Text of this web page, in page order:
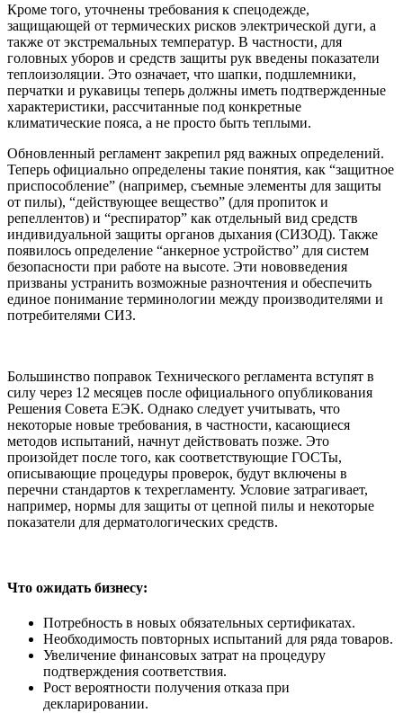
Кроме того, уточнены требования к спецодежде,
защищающей от термических рисков электрической дуги, а
также от экстремальных температур. В частности, для
головных уборов и средств защиты рук введены показатели
теплоизоляции. Это означает, что шапки, подшлемники,
перчатки и рукавицы теперь должны иметь подтвержденные
характеристики, рассчитанные под конкретные
климатические пояса, а не просто быть теплыми.
Обновленный регламент закрепил ряд важных определений.
Теперь официально определены такие понятия, как “защитное
приспособление” (например, съемные элементы для защиты
от пилы), “действующее вещество” (для пропиток и
репеллентов) и “респиратор” как отдельный вид средств
индивидуальной защиты органов дыхания (СИЗОД). Также
появилось определение “анкерное устройство” для систем
безопасности при работе на высоте. Эти нововведения
призваны устранить возможные разночтения и обеспечить
единое понимание терминологии между производителями и
потребителями СИЗ.
Большинство поправок Технического регламента вступят в
силу через 12 месяцев после официального опубликования
Решения Совета ЕЭК. Однако следует учитывать, что
некоторые новые требования, в частности, касающиеся
методов испытаний, начнут действовать позже. Это
произойдет после того, как соответствующие ГОСТы,
описывающие процедуры проверок, будут включены в
перечни стандартов к техрегламенту. Условие затрагивает,
например, нормы для защиты от цепной пилы и некоторые
показатели для дерматологических средств.
Что ожидать бизнесу:
Потребность в новых обязательных сертификатах.
Необходимость повторных испытаний для ряда товаров.
Увеличение финансовых затрат на процедуру
подтверждения соответствия.
Рост вероятности получения отказа при
декларировании.